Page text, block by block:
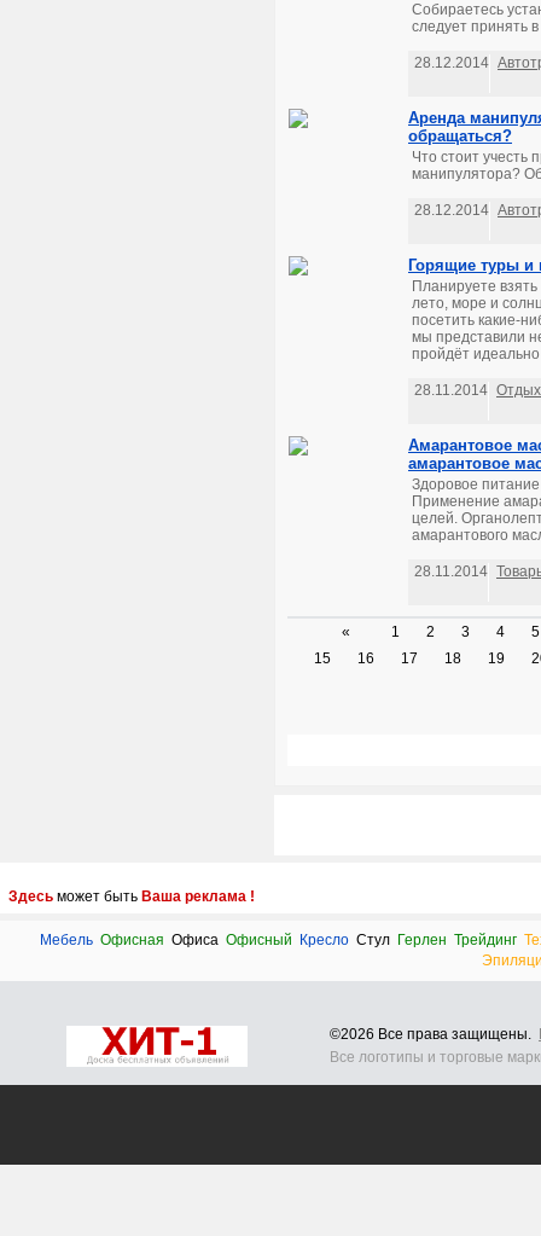
Собираетесь
следует принять
28.12.2014
Аренда
обращаться?
Что стоит учесть
манипулятора?
28.12.2014
Горящие туры и
Планируете взять
лето, море и
посетить какие-
мы представили
пройдёт
28.11.2014
Амарантовое
амарантовое
Здоровое
Применение
целей.
амарантового
28.11.2014
« 1 2 3 4
5
15
16 17 18 19
Здесь может быть Ваша реклама !
Мебель Офисная Офиса Офисный Кресло Стул Герлен Трейдинг
©2026 Все права защищены.
Все логотипы и торговые